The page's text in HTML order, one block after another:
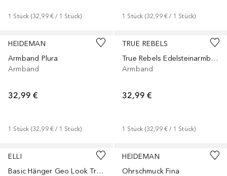
1 Stück (32,99 € / 1 Stück) 1 Stück (32,99 € / 1 Stück)
HEIDEMAN
Armband Plura
Armband
32,99 €
1 Stück (32,99 € / 1 Stück)
TRUE REBELS
True Rebels Edelsteinarmband für Herren, schwarz/grün, 20,5 cm, Artikelnummer 50060018
Armband
32,99 €
1 Stück (32,99 € / 1 Stück)
ELLI
Basic Hänger Geo Look Trend Blogger 925 Silber
HEIDEMAN
Ohrschmuck Fina